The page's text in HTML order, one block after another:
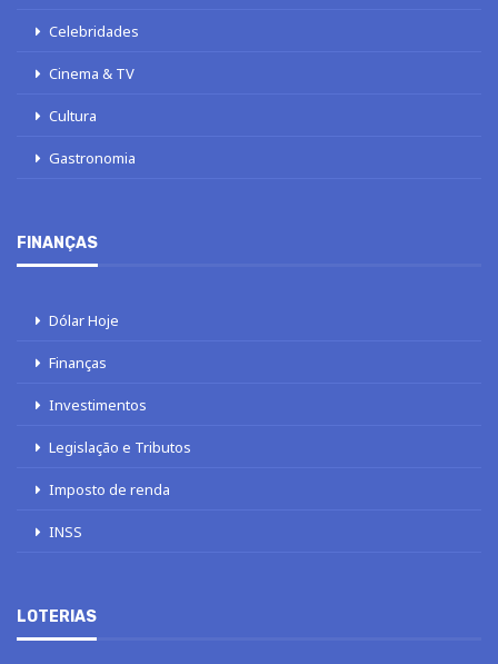
Celebridades
Cinema & TV
Cultura
Gastronomia
FINANÇAS
Dólar Hoje
Finanças
Investimentos
Legislação e Tributos
Imposto de renda
INSS
LOTERIAS